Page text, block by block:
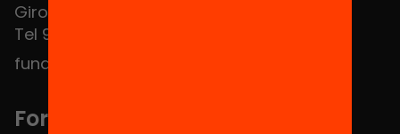
Girona 34, interior 08010 Barcelona
Tel 934 588 700
fundacio@equitat.org
Formamos parte de...